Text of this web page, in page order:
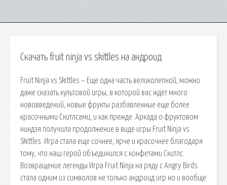
Скачать fruit ninja vs skittles на андроид
Fruit Ninja vs Skittles – Еще одна часть великолепной, можно
даже сказать культовой игры, в которой вас ждет много
нововведений, новые фрукты разбавленные еще более
красочными Скитлсами, и как прежде. Аркада о фруктовом
ниндзя получила продолжение в виде игры Fruit Ninja vs
Skittles. Игра стала еще сочнее, ярче и красочнее благодаря
тому, что наш герой объединился с конфетами Скитлс.
Возвращение легенды Игра Fruit Ninja на ряду с Angry Birds
стала одним из символов не только андроид игр но и вообще